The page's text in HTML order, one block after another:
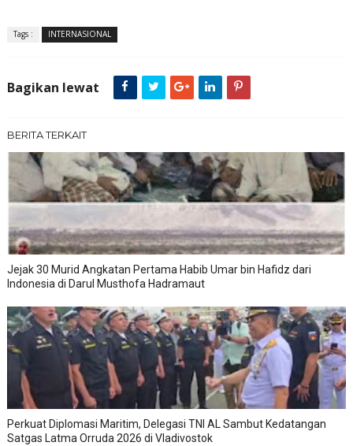
Tags : INTERNASIONAL
Bagikan lewat
BERITA TERKAIT
Jejak 30 Murid Angkatan Pertama Habib Umar bin Hafidz dari
Indonesia di Darul Musthofa Hadramaut
Perkuat Diplomasi Maritim, Delegasi TNI AL Sambut Kedatangan
Satgas Latma Orruda 2026 di Vladivostok